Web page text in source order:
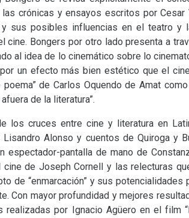
crónicas y ensayos escritos por
sus posibles influencias en el teatro y
Bongers por otro lado presenta a
al idea de lo cinemático sobre lo
un efecto más bien estético que el
de Carlos Oquendo de Amat
de la literatura”.
los cruces entre cine y literatura en
Alonso y cuentos de Quiroga y
pantalla de mano de
de Joseph Cornell y las relecturas
de “enmarcación” y sus
Con mayor profundidad y mejores
por Ignacio Agüero en el film